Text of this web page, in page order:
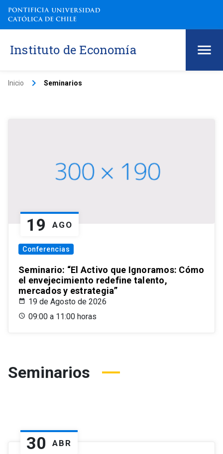
Instituto de Economía
Inicio keyboard_arrow_right Seminarios
19 AGO
Conferencias
Seminario: “El Activo que Ignoramos: Cómo
el envejecimiento redefine talento,
mercados y estrategia”
19 de Agosto de 2026
09:00 a 11:00 horas
Seminarios
30 ABR